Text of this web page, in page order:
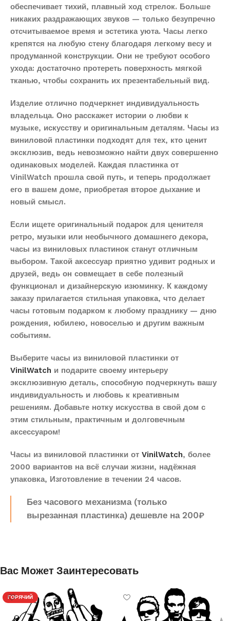
обеспечивает тихий, плавный ход стрелок. Больше
никаких раздражающих звуков — только безупречно
отсчитываемое время и эстетика уюта. Часы легко
крепятся на любую стену благодаря легкому весу и
продуманной конструкции. Они не требуют особого
ухода: достаточно протереть поверхность мягкой
тканью, чтобы сохранить их презентабельный вид.
Изделие отлично подчеркнет индивидуальность
владельца. Оно расскажет истории о любви к
музыке, искусству и оригинальным деталям. Часы из
виниловой пластинки подходят для тех, кто ценит
эксклюзив, ведь невозможно найти двух совершенно
одинаковых моделей. Каждая пластинка от
VinilWatch прошла свой путь, и теперь продолжает
его в вашем доме, приобретая второе дыхание и
новый смысл.
Если ищете оригинальный подарок для ценителя
ретро, музыки или необычного домашнего декора,
часы из виниловых пластинок станут отличным
выбором. Такой аксессуар приятно удивит родных и
друзей, ведь он совмещает в себе полезный
функционал и дизайнерскую изюминку. К каждому
заказу прилагается стильная упаковка, что делает
часы готовым подарком к любому празднику — дню
рождения, юбилею, новоселью и другим важным
событиям.
Выберите часы из виниловой пластинки от
VinilWatch и подарите своему интерьеру
эксклюзивную деталь, способную подчеркнуть вашу
индивидуальность и любовь к креативным
решениям. Добавьте нотку искусства в свой дом с
этим стильным, практичным и долговечным
аксессуаром!
Часы из виниловой пластинки от VinilWatch, более
2000 вариантов на всё случаи жизни, надёжная
упаковка, Изготовление в течении 24 часов.
Без часового механизма (только
вырезанная пластинка) дешевле на 200₽
Вас Может Заинтересовать
ГОРЯЧИЙ